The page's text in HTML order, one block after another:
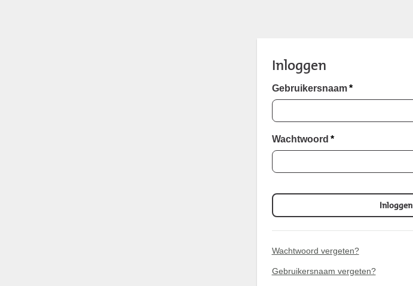
Inloggen
Gebruikersnaam *
Wachtwoord *
Inloggen
Wachtwoord vergeten?
Gebruikersnaam vergeten?